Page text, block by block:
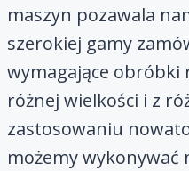
maszyn pozawala
szerokiej gamy
wymagające obróbki
różnej wielkości i z
zastosowaniu
możemy wykonywać